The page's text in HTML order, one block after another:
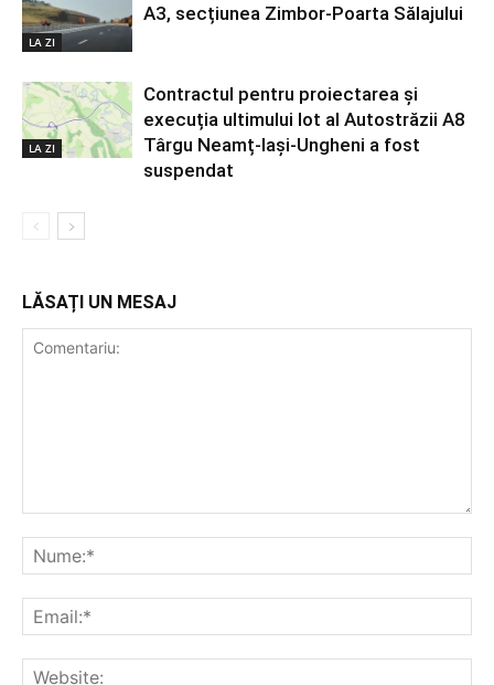
LA ZI
A3, secțiunea Zimbor-Poarta Sălajului
LA ZI
Contractul pentru proiectarea și
execuția ultimului lot al Autostrăzii A8
Târgu Neamț-Iași-Ungheni a fost
suspendat
LĂSAȚI UN MESAJ